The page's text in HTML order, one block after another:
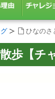
ひなのさ
歩【チ